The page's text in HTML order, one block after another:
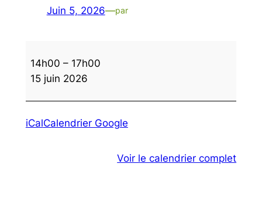
Juin 5, 2026—par
Traditionnelle
Chinoise
14h00 – 17h00
15 juin 2026
iCalCalendrier Google
Voir le calendrier complet